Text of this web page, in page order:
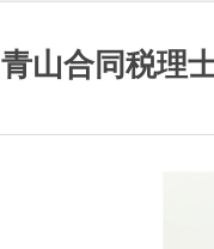
青山合同税理